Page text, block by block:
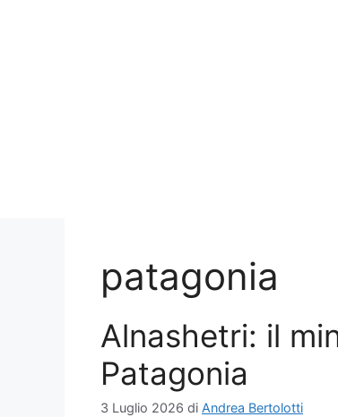
patagonia
Alnashetri: il
Patagonia
3 Luglio 2026 di Andrea Bertolotti